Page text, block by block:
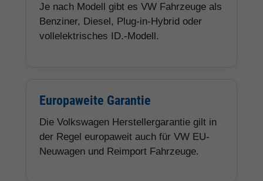
Je nach Modell gibt es VW Fahrzeuge als
Benziner, Diesel, Plug-in-Hybrid oder
vollelektrisches ID.-Modell.
Europaweite Garantie
Die Volkswagen Herstellergarantie gilt in
der Regel europaweit auch für VW EU-
Neuwagen und Reimport Fahrzeuge.